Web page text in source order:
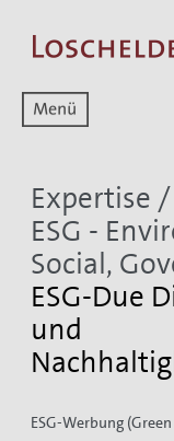
Expertise /
ESG -
Social,
ESG-Due
und
ESG-Werbung